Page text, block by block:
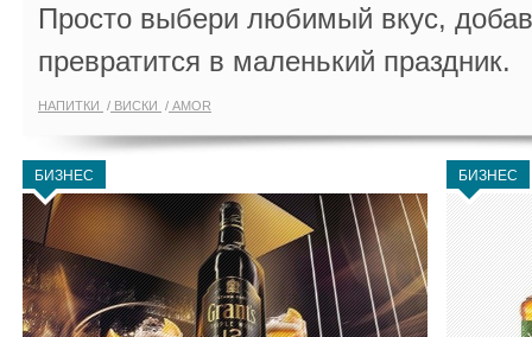
Просто выбери любимый вкус,
превратится в маленький праздник.
НАПИТКИ ВИСКИ AMOR
БИЗНЕС БИЗНЕС